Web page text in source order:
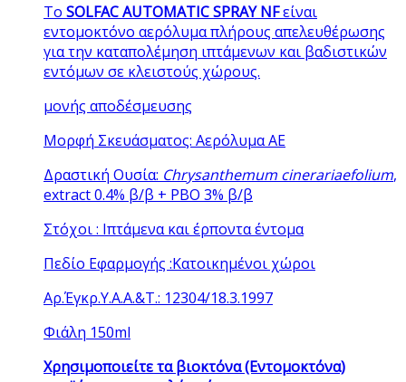
Το SOLFAC AUTOMATIC SPRAY NFείναι
εντομοκτόνο αερόλυμα πλήρους απελευθέρωσης
για την καταπολέμηση ιπτάμενων και βαδιστικών
εντόμων σε κλειστούς χώρους.
μονής αποδέσμευσης
Μορφή Σκευάσματος: Αερόλυμα ΑΕ
Δραστική Ουσία: Chrysanthemum cinerariaefolium,
extract 0.4% β/β + PBO 3% β/β
Στόχοι : Ιπτάμενα και έρποντα έντομα
Πεδίο Εφαρμογής :Κατοικημένοι χώροι
Αρ.Έγκρ.Υ.Α.Α.&Τ.: 12304/18.3.1997
Φιάλη 150ml
Χρησιμοποιείτε τα βιοκτόνα (Εντομοκτόνα)